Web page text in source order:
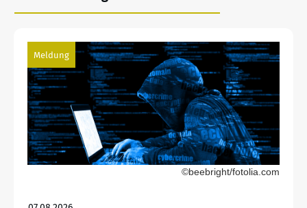
Meldung
©beebright/fotolia.com